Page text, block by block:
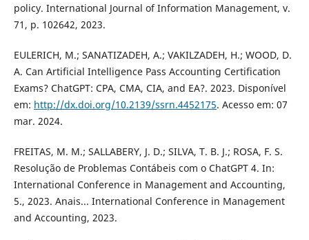
policy. International Journal of Information Management, v.
71, p. 102642, 2023.
EULERICH, M.; SANATIZADEH, A.; VAKILZADEH, H.; WOOD, D.
A. Can Artificial Intelligence Pass Accounting Certification
Exams? ChatGPT: CPA, CMA, CIA, and EA?. 2023. Disponível
em: http://dx.doi.org/10.2139/ssrn.4452175. Acesso em: 07
mar. 2024.
FREITAS, M. M.; SALLABERY, J. D.; SILVA, T. B. J.; ROSA, F. S.
Resolução de Problemas Contábeis com o ChatGPT 4. In:
International Conference in Management and Accounting,
5., 2023. Anais... International Conference in Management
and Accounting, 2023.